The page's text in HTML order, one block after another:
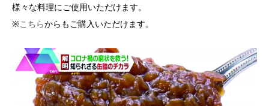
様々な料理にご使用いただけます。
※こちらからもご購入いただけます。